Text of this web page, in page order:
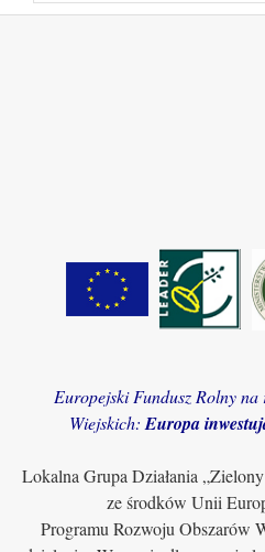
Europejski Fundusz Rolny
Wiejskich: Europa
Lokalna Grupa Działania
ze środków Unii
Programu Rozwoju Obszarów